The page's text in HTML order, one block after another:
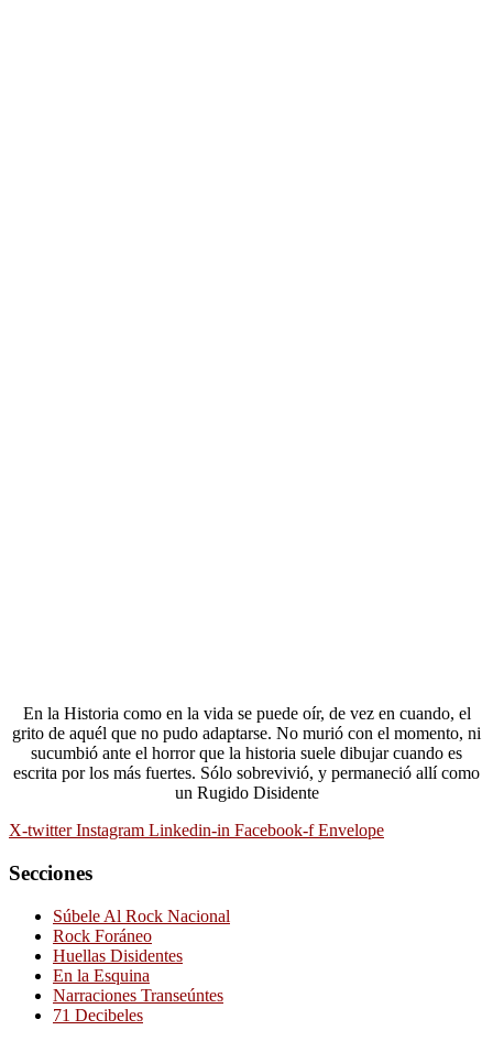
En la Historia como en la vida se puede oír, de vez en cuando, el
grito de aquél que no pudo adaptarse. No murió con el momento, ni
sucumbió ante el horror que la historia suele dibujar cuando es
escrita por los más fuertes. Sólo sobrevivió, y permaneció allí como
un Rugido Disidente
X-twitter Instagram Linkedin-in Facebook-f Envelope
Secciones
Súbele Al Rock Nacional
Rock Foráneo
Huellas Disidentes
En la Esquina
Narraciones Transeúntes
71 Decibeles